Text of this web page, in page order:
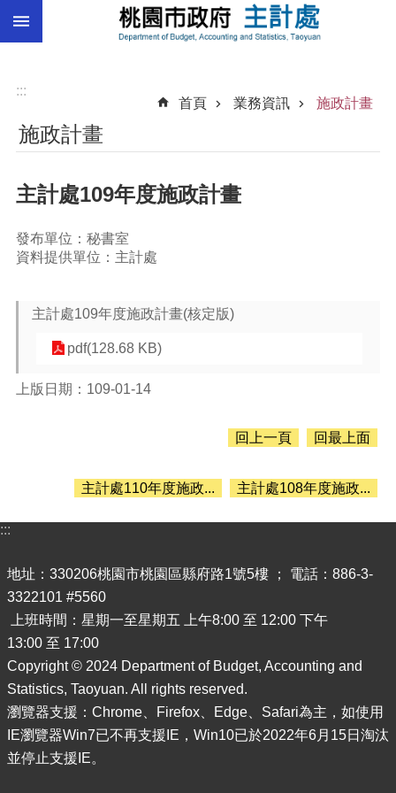
跳到主要內容區塊
計
決
算
進
階
尋
訊
息
計
機
關
通
錄
業
務
資
訊
:::
首頁
業務資訊 施政計畫
施政計畫
主計處109年度施政計畫
發布單位：秘書室
資料提供單位：主計處
主計處109年度施政計畫(核定版)
pdf(128.68 KB)
上版日期：109-01-14
回上一頁 回最上面
主計處110年度施政... 主計處108年度施政...
:::
地址：330206桃園市桃園區縣府路1號5樓 ； 電話：886-3-
3322101 #5560
上班時間：星期一至星期五 上午8:00 至 12:00 下午
13:00 至 17:00
Copyright © 2024 Department of Budget, Accounting and
Statistics, Taoyuan. All rights reserved.
瀏覽器支援：Chrome、Firefox、Edge、Safari為主，如使用
IE瀏覽器Win7已不再支援IE，Win10已於2022年6月15日淘汰
並停止支援IE。